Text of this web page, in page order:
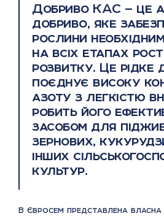
Добриво КАС — це
добриво, яке
рослини
на всіх етапах
розвитку. Це рідке
поєднує високу
азоту з легкістю
робить його
засобом для
зернових,
інших
культур.
В Євросем представлена власна